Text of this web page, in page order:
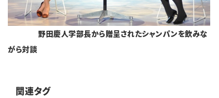
野田慶人学部長から贈呈されたシャンパンを飲みな
がら対談
関連タグ